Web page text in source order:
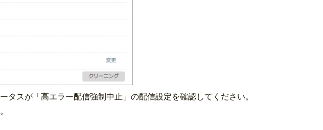
スが「高エラー配信強制中止」の配信設定を確認してください。